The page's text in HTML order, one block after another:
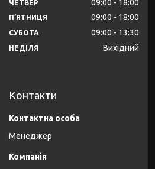
ЧЕТВЕР 09:00 18:00
ПʼЯТНИЦЯ 09:00 18:00
СУБОТА 09:00 13:30
НЕДІЛЯ Вихідний
Контакти
Менеджер